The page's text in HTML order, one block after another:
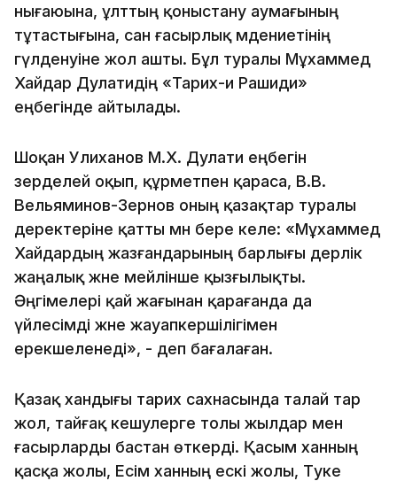
нығаюына, ұлттың қоныстану аумағының
тұтастығына, сан ғасырлық мәдениетінің
гүлденуіне жол ашты. Бұл туралы Мұхаммед
Хайдар Дулатидің «Тарих-и Рашиди»
еңбегінде айтылады.
Шоқан Уәлиханов М.Х. Дулати еңбегін
зерделей оқып, құрметпен қараса, В.В.
Вельяминов-Зернов оның қазақтар туралы
деректеріне қатты мән бере келе: «Мұхаммед
Хайдардың жазғандарының барлығы дерлік
жаңалық және мейлінше қызғылықты.
Әңгімелері қай жағынан қарағанда да
үйлесімді және жауапкершілігімен
ерекшеленеді», - деп бағалаған.
Қазақ хандығы тарих сахнасында талай тар
жол, тайғақ кешулерге толы жылдар мен
ғасырларды бастан өткерді. Қасым ханның
қасқа жолы, Есім ханның ескі жолы, Тәуке